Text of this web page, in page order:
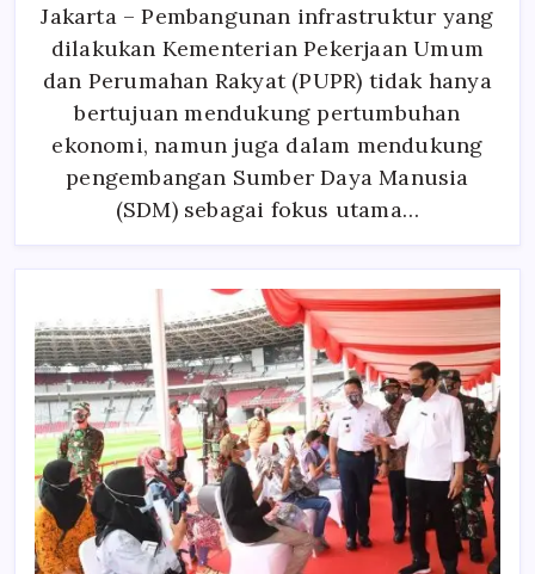
KESERIUSAN
SERTA
PERHATIAN
PEMERINTAH
UNTUK
SDM
Jakarta – Pembangunan infrastruktur yang
dilakukan Kementerian Pekerjaan Umum
dan Perumahan Rakyat (PUPR) tidak hanya
bertujuan mendukung pertumbuhan
ekonomi, namun juga dalam mendukung
pengembangan Sumber Daya Manusia
(SDM) sebagai fokus utama…